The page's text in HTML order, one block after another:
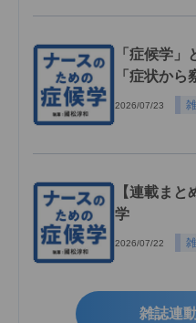
「症候学
「症状か
2026/07/23
【連載ま
学
2026/07/22
雑誌連